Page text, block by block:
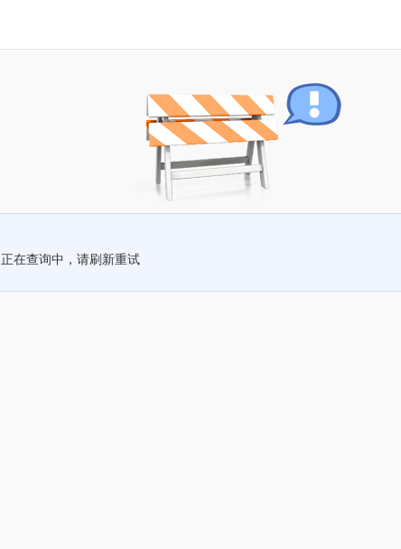
正在查询中，请刷新重试